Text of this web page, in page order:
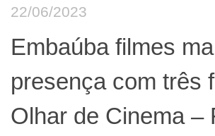
22/06/2023
Embaúba filmes
presença com três
Olhar de Cinema –